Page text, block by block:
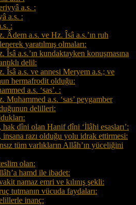
a.s. :
a.s. :
:
Âdem a.s. ve Hz. Îsâ a.s.’ın ruh
yaratılmış olmaları:
Îsâ a.s.’ın kundaktayken konuşmasına
delil:
Îsâ a.s. ve annesi Meryem a.s.; ve
hermafrodit olduğu:
a.s. ‘sas’. :
Muhammed a.s. ‘sas’ peygamber
delilleri:
hak dîni olan Hanif dîni ‘İlâhi esasları’:
insana razı olduğu yolu idrak ettirmesi:
tüm varlıkların Allâh’ın yüceliğini
olan:
hamd ile ibadet:
namaz emri ve kılınış şekli:
tutmanın vücuda faydaları:
inanç: